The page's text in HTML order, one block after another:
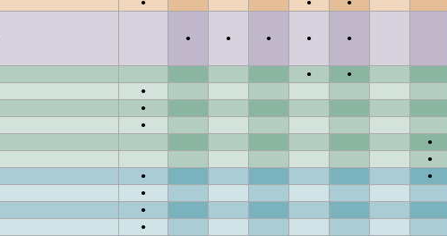
● ●
●
● ● ● ● ●
●
●
●
●
●
●
●
●
●
●
●
●